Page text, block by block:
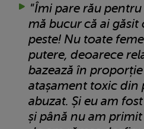
”Îmi pare rău pentru
mă bucur că ai găsit
peste! Nu toate
putere, deoarece
bazează în
atașament toxic din
abuzat. Și eu am
și până nu am